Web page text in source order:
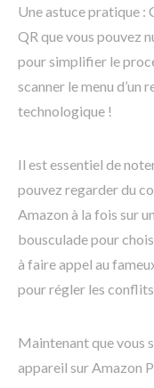
Une astuce pratique :
QR que vous pouvez
pour simplifier le
scanner le menu d’un
technologique !
Il est essentiel de
pouvez regarder du
Amazon à la fois sur
bousculade pour
à faire appel au
pour régler les
Maintenant que vous
appareil sur Amazon